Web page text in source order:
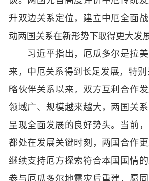
升双边关系定位，建立中厄全面
动两国关系在新形势下取得更大发展
习近平指出，厄瓜多尔是拉美
来，中厄关系得到长足发展，特
略伙伴关系以来，双方互利合作
领域广、规模越来越大，两国关系
呈现全面发展的良好势头。当前
都处在发展关键时刻，两国合作
继续支持厄方探索符合本国国情
参与厄瓜多尔地震灾后重建，愿